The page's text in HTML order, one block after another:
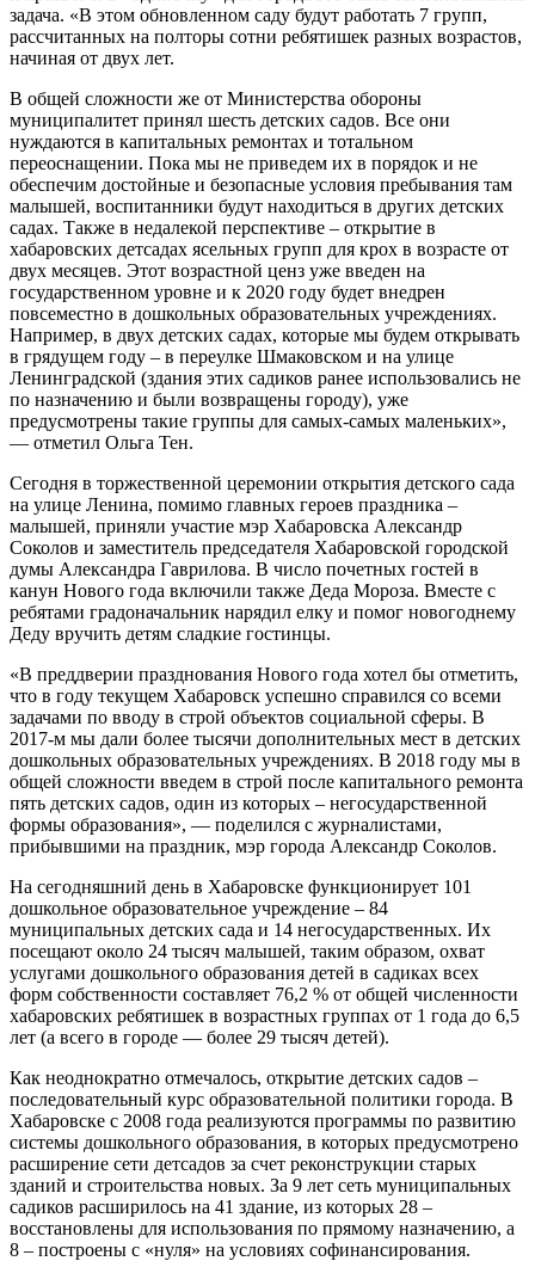
задача. «В этом обновленном саду будут работать 7 групп,
рассчитанных на полторы сотни ребятишек разных возрастов,
начиная от двух лет.
В общей сложности же от Министерства обороны
муниципалитет принял шесть детских садов. Все они
нуждаются в капитальных ремонтах и тотальном
переоснащении. Пока мы не приведем их в порядок и не
обеспечим достойные и безопасные условия пребывания там
малышей, воспитанники будут находиться в других детских
садах. Также в недалекой перспективе – открытие в
хабаровских детсадах ясельных групп для крох в возрасте от
двух месяцев. Этот возрастной ценз уже введен на
государственном уровне и к 2020 году будет внедрен
повсеместно в дошкольных образовательных учреждениях.
Например, в двух детских садах, которые мы будем открывать
в грядущем году – в переулке Шмаковском и на улице
Ленинградской (здания этих садиков ранее использовались не
по назначению и были возвращены городу), уже
предусмотрены такие группы для самых-самых маленьких»,
— отметил Ольга Тен.
Сегодня в торжественной церемонии открытия детского сада
на улице Ленина, помимо главных героев праздника –
малышей, приняли участие мэр Хабаровска Александр
Соколов и заместитель председателя Хабаровской городской
думы Александра Гаврилова. В число почетных гостей в
канун Нового года включили также Деда Мороза. Вместе с
ребятами градоначальник нарядил елку и помог новогоднему
Деду вручить детям сладкие гостинцы.
«В преддверии празднования Нового года хотел бы отметить,
что в году текущем Хабаровск успешно справился со всеми
задачами по вводу в строй объектов социальной сферы. В
2017-м мы дали более тысячи дополнительных мест в детских
дошкольных образовательных учреждениях. В 2018 году мы в
общей сложности введем в строй после капитального ремонта
пять детских садов, один из которых – негосударственной
формы образования», — поделился с журналистами,
прибывшими на праздник, мэр города Александр Соколов.
На сегодняшний день в Хабаровске функционирует 101
дошкольное образовательное учреждение – 84
муниципальных детских сада и 14 негосударственных. Их
посещают около 24 тысяч малышей, таким образом, охват
услугами дошкольного образования детей в садиках всех
форм собственности составляет 76,2 % от общей численности
хабаровских ребятишек в возрастных группах от 1 года до 6,5
лет (а всего в городе — более 29 тысяч детей).
Как неоднократно отмечалось, открытие детских садов –
последовательный курс образовательной политики города. В
Хабаровске с 2008 года реализуются программы по развитию
системы дошкольного образования, в которых предусмотрено
расширение сети детсадов за счет реконструкции старых
зданий и строительства новых. За 9 лет сеть муниципальных
садиков расширилось на 41 здание, из которых 28 –
восстановлены для использования по прямому назначению, а
8 – построены с «нуля» на условиях софинансирования.